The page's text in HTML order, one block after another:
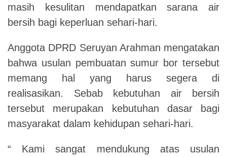
masih kesulitan mendapatkan sarana air
bersih bagi keperluan sehari-hari.
Anggota DPRD Seruyan Arahman mengatakan
bahwa usulan pembuatan sumur bor tersebut
memang hal yang harus segera di
realisasikan. Sebab kebutuhan air bersih
tersebut merupakan kebutuhan dasar bagi
masyarakat dalam kehidupan sehari-hari.
“ Kami sangat mendukung atas usulan